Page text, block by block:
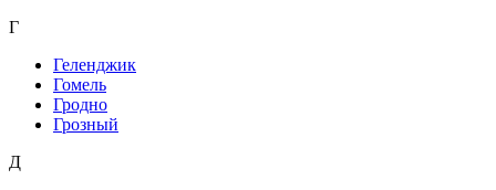
Г
Геленджик
Гомель
Гродно
Грозный
Д